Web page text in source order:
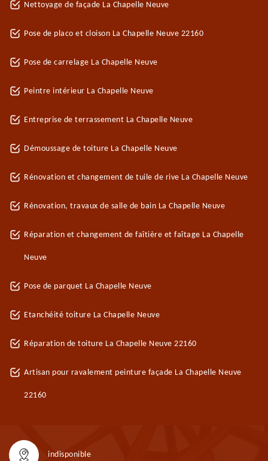
Nettoyage de façade La Chapelle Neuve
Pose de placo et cloison La Chapelle Neuve 22160
Pose de carrelage La Chapelle Neuve
Peintre intérieur La Chapelle Neuve
Entreprise de terrassement La Chapelle Neuve
Démoussage de toiture La Chapelle Neuve
Rénovation et changement de tuile de rive La Chapelle Neuve
Rénovation, travaux de salle de bain La Chapelle Neuve
Réparation et changement de faîtière et faîtage La Chapelle
Neuve
Pose de parquet La Chapelle Neuve
Etanchéité toiture La Chapelle Neuve
Réparation de toiture La Chapelle Neuve 22160
Artisan pour ravalement peinture façade La Chapelle Neuve
22160
indisponible